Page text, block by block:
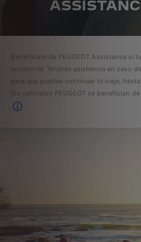
Benefíciate de PEUGEOT Assistance si
accidente). Tendrás asistencia en caso
para que puedas continuar tu viaje,
los vehículos PEUGEOT se benefician